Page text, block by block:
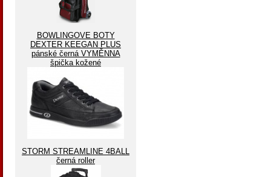
BOWLINGOVE BOTY
DEXTER KEEGAN PLUS
pánské černá VYMĚNNA
špička kožené
STORM STREAMLINE 4BALL
černá roller